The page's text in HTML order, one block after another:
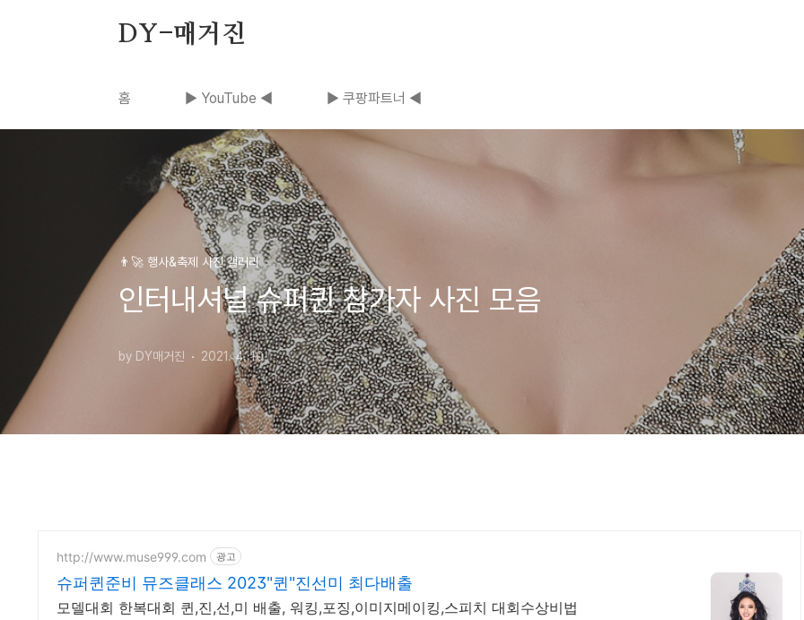
DY-매거진
홈 ▶ YouTube ◀ ▶ 쿠팡파트너 ◀
👨‍🚀 행사&축제 사진 갤러리
인터내셔널 슈퍼퀸 참가자 사진 모음
by DY매거진 2021. 4. 10.
http://www.muse999.com 광고
슈퍼퀸준비 뮤즈클래스 2023"퀸"진선미 최다배출
모델대회 한복대회 퀸,진,선,미 배출, 워킹,포징,이미지메이킹,스피치 대회수상비법